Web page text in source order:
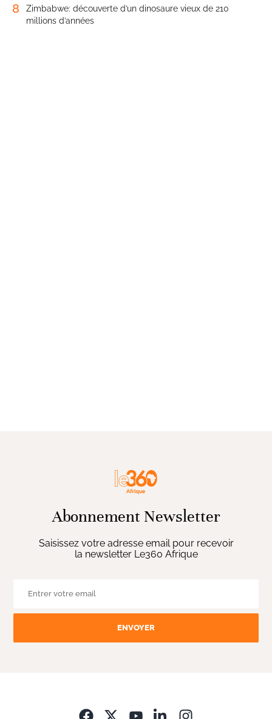
8
Zimbabwe: découverte d’un dinosaure vieux de 210
millions d’années
Abonnement Newsletter
Saisissez votre adresse email pour recevoir
la newsletter Le360 Afrique
ENVOYER